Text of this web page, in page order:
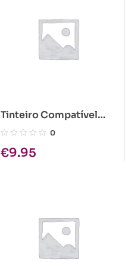
Tinteiro Compatível
Epson S020126
0
€9.95